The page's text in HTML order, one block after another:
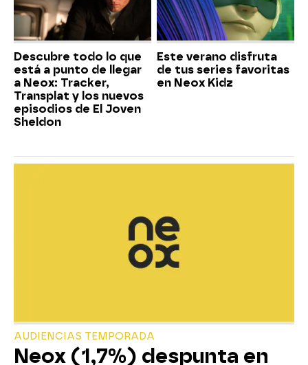
Descubre todo lo que
está a punto de llegar
a Neox: Tracker,
Transplat y los nuevos
episodios de El Joven
Sheldon
Este verano disfruta
de tus series favoritas
en Neox Kidz
AUDIENCIAS TEMPORADA
Neox (1,7%) despunta en